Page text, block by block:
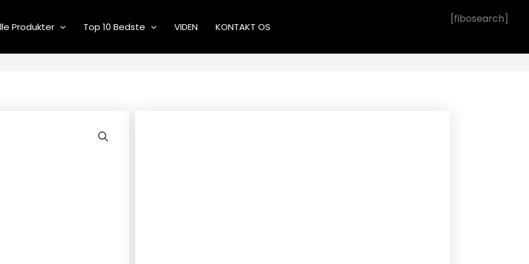
Produkter Top 10 Bedste VIDEN KONTAKT OS
[fibosearch]